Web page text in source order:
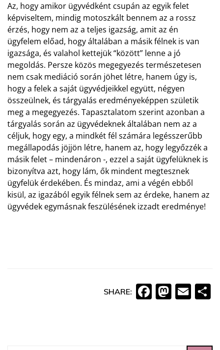
Az, hogy amikor ügyvédként csupán az egyik felet
képviseltem, mindig motoszkált bennem az a rossz
érzés, hogy nem az a teljes igazság, amit az én
ügyfelem előad, hogy általában a másik félnek is van
igazsága, és valahol kettejük “között” lenne a jó
megoldás. Persze közös megegyezés természetesen
nem csak mediáció során jöhet létre, hanem úgy is,
hogy a felek a saját ügyvédjeikkel együtt, négyen
összeülnek, és tárgyalás eredményeképpen születik
meg a megegyezés. Tapasztalatom szerint azonban a
tárgyalás során az ügyvédeknek általában nem az a
céljuk, hogy egy, a mindkét fél számára legésszerűbb
megállapodás jöjjön létre, hanem az, hogy legyőzzék a
másik felet – mindenáron -, ezzel a saját ügyfelüknek is
bizonyítva azt, hogy lám, ők mindent megtesznek
ügyfelük érdekében. És mindaz, ami a végén ebből
kisül, az igazából egyik félnek sem az érdeke, hanem az
ügyvédek egymásnak feszülésének izzadt eredménye!
SHARE: